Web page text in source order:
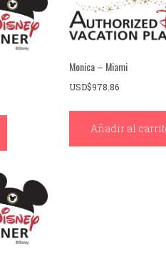
Monica – Miami
USD$978.86
Añadir al